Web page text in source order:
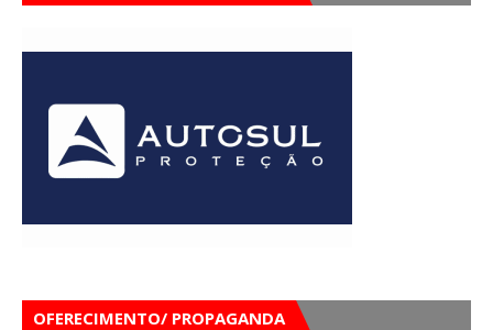
OFERECIMENTO/ PROPAGANDA